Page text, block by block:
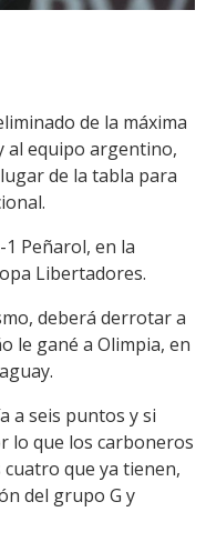
de la máxima
al equipo argentino,
de la tabla para
Peñarol, en la
Libertadores.
deberá derrotar a
le gané a Olimpia, en
a seis puntos y si
lo que los carboneros
que ya tienen,
del grupo G y